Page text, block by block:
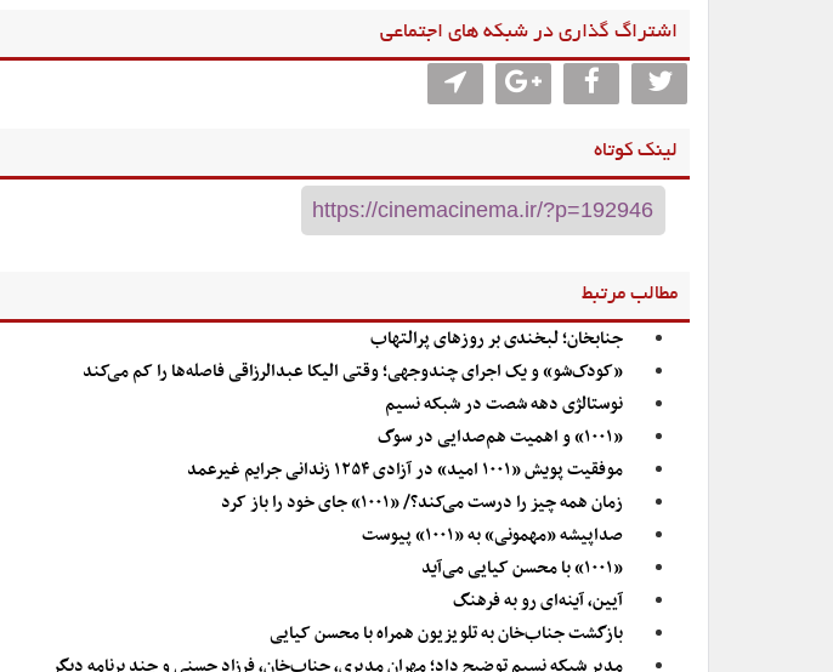
اشتراگ گذاری در شبکه های اجتماعی
لینک کوتاه
مطالب مرتبط
جنابخان؛ لبخندی بر روزهای پرالتهاب
«کودک‌شو» و یک اجرای چندوجهی؛ وقتی الیکا عبدالرزاقی فاصله‌ها را کم می‌کند
نوستالژی دهه شصت در شبکه نسیم
«۱۰۰۱» و اهمیت هم‌صدایی در سوگ
موفقیت پویش «۱۰۰۱ امید» در آزادی ۱۲۵۴ زندانی جرایم غیرعمد
زمان همه چیز را درست می‌کند؟/ «۱۰۰۱» جای خود را باز کرد
صداپیشه «مهمونی» به «۱۰۰۱» پیوست
«۱۰۰۱» با محسن کیایی می‌آید
آیین، آینه‌ای رو به فرهنگ
بازگشت جناب‌خان به تلویزیون همراه با محسن کیایی